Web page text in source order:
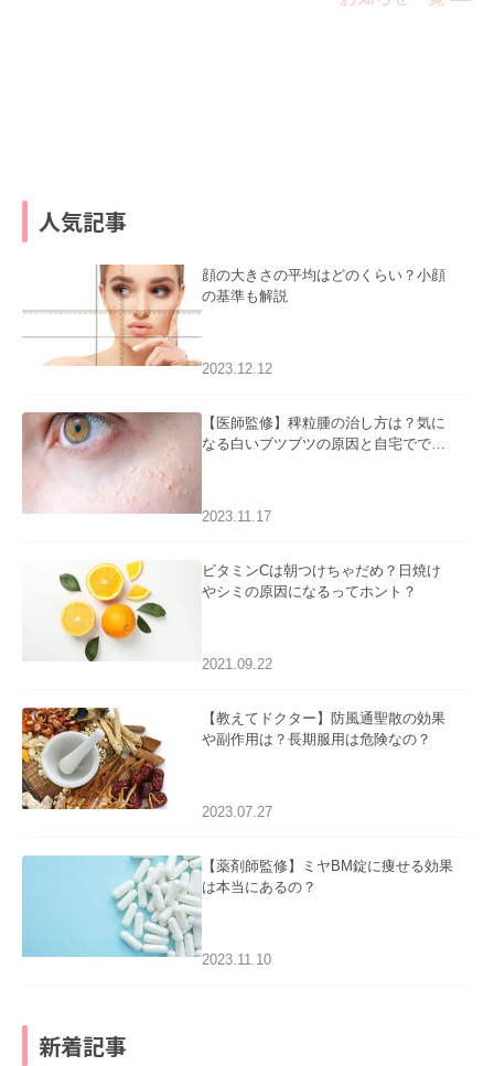
人気記事
顔の大きさの平均はどのくらい？小顔
の基準も解説
2023.12.12
【医師監修】稗粒腫の治し方は？気に
なる白いブツブツの原因と自宅ででき
2023.11.17
ビタミンCは朝つけちゃだめ？日焼け
やシミの原因になるってホント？
2021.09.22
【教えてドクター】防風通聖散の効果
や副作用は？長期服用は危険なの？
2023.07.27
【薬剤師監修】ミヤBM錠に痩せる効果
は本当にあるの？
2023.11.10
新着記事